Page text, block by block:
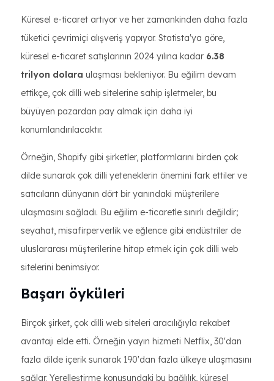
Küresel e-ticaret artıyor ve her zamankinden daha fazla
tüketici çevrimiçi alışveriş yapıyor. Statista'ya göre,
küresel e-ticaret satışlarının 2024 yılına kadar 6.38
trilyon dolara ulaşması bekleniyor. Bu eğilim devam
ettikçe, çok dilli web sitelerine sahip işletmeler, bu
büyüyen pazardan pay almak için daha iyi
konumlandırılacaktır.
Örneğin, Shopify gibi şirketler, platformlarını birden çok
dilde sunarak çok dilli yeteneklerin önemini fark ettiler ve
satıcıların dünyanın dört bir yanındaki müşterilere
ulaşmasını sağladı. Bu eğilim e-ticaretle sınırlı değildir;
seyahat, misafirperverlik ve eğlence gibi endüstriler de
uluslararası müşterilerine hitap etmek için çok dilli web
sitelerini benimsiyor.
Başarı öyküleri
Birçok şirket, çok dilli web siteleri aracılığıyla rekabet
avantajı elde etti. Örneğin yayın hizmeti Netflix, 30'dan
fazla dilde içerik sunarak 190'dan fazla ülkeye ulaşmasını
sağlar. Yerelleştirme konusundaki bu bağlılık, küresel